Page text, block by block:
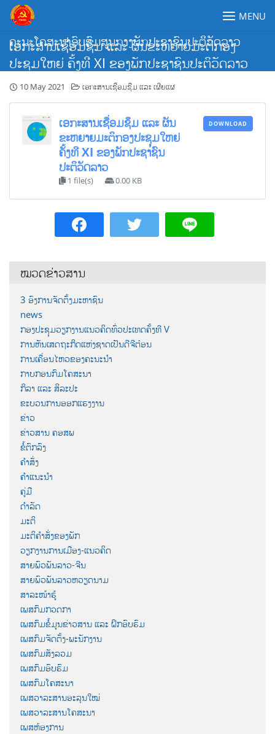
Skip
content
ຄະນະໂຄສະນາອົບຮົມສູນກາງພັກປະຊາຊົນປະຕິວັດລາວ
MENU
ເອກະສານເຊື່ອມຊຶມ ແລະ ຜັນຂະຫຍາຍມະຕິກອງ
ປະຊຸມໃຫຍ່ ຄັ້ງທີ XI ຂອງພັກປະຊາຊົນປະຕິວັດລາວ
10 May 2021 ເອກະສານເຊື່ອມຊືມ ແລະ ເຜີຍແຜ່
ເອກະສານເຊື່ອມຊຶມ ແລະ ຜັນ
ຂະຫຍາຍມະຕິກອງປະຊຸມໃຫຍ່
ຄັ້ງທີ XI ຂອງພັກປະຊາຊົນ
ປະຕິວັດລາວ
1 file(s) 0.00 KB
DOWNLOAD
ໝວດຂ່າວສານ
3 ອົງການຈັດຕັ້ງມະຫາຊົນ
news
ກອງປະຊຸມວຽກງານແນວຄິດທົ່ວປະເທດຄັ້ງທີ V
ການຫັນເສດຖະກິດແຫ່ງຊາດເປັນດີຈີຕ໋ອນ
ການເຄື່ອນໄຫວຂອງຄະນະນຳ
ກາບກອນກົມໂຄສະນາ
ກິລາ ແລະ ສິລະປະ
ຂະບວນການອອກແຮງງານ
ຂ່າວ
ຂ່າວສານ ຄອສພ
ຂໍ້ຕົກລົງ
ຄຳສັ່ງ
ຄຳແນະນຳ
ຄູ່ມື
ດຳລັດ
ມະຕິ
ມະຕິຄຳສັ່ງຂອງພັກ
ວຽກງານການເມືອງ-ແນວຄິດ
ສາຍພົວພັນລາວ-ຈີນ
ສາຍພົວພັນລາວຫວຽດນາມ
ສາລະໜ້າຮູ້
ເພສກົມກວດກາ
ເພສກົມຂໍ້ມູນຂ່າວສານ ແລະ ຝຶກອົບຮົມ
ເພສກົມຈັດຕັ້ງ-ພະນັກງານ
ເພສກົມສັງລວມ
ເພສກົມອົບຮົມ
ເພສກົມໂຄສະນາ
ເພສວາລະສານອະລຸນໃໝ່
ເພສວາລະສານໂຄສະນາ
ເພສຫ້ອງການ